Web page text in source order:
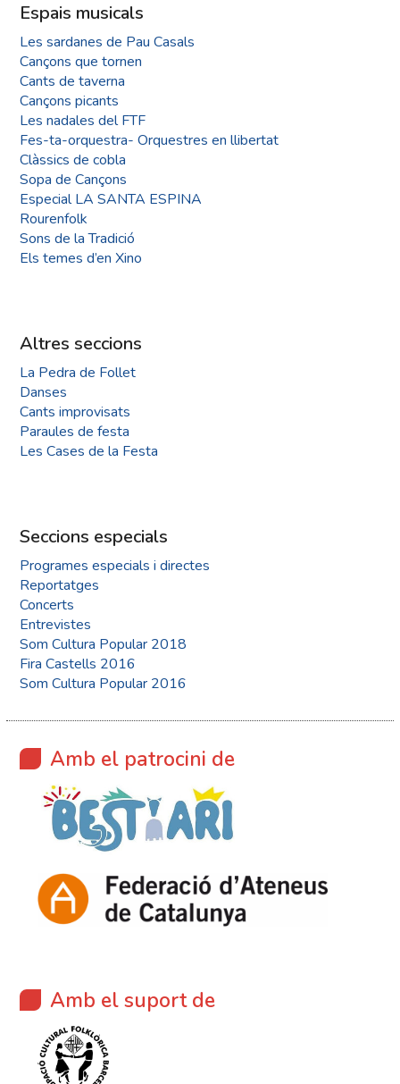
Espais musicals
Les sardanes de Pau Casals
Cançons que tornen
Cants de taverna
Cançons picants
Les nadales del FTF
Fes-ta-orquestra- Orquestres en llibertat
Clàssics de cobla
Sopa de Cançons
Especial LA SANTA ESPINA
Rourenfolk
Sons de la Tradició
Els temes d’en Xino
Altres seccions
La Pedra de Follet
Danses
Cants improvisats
Paraules de festa
Les Cases de la Festa
Seccions especials
Programes especials i directes
Reportatges
Concerts
Entrevistes
Som Cultura Popular 2018
Fira Castells 2016
Som Cultura Popular 2016
Amb el patrocini de
Amb el suport de